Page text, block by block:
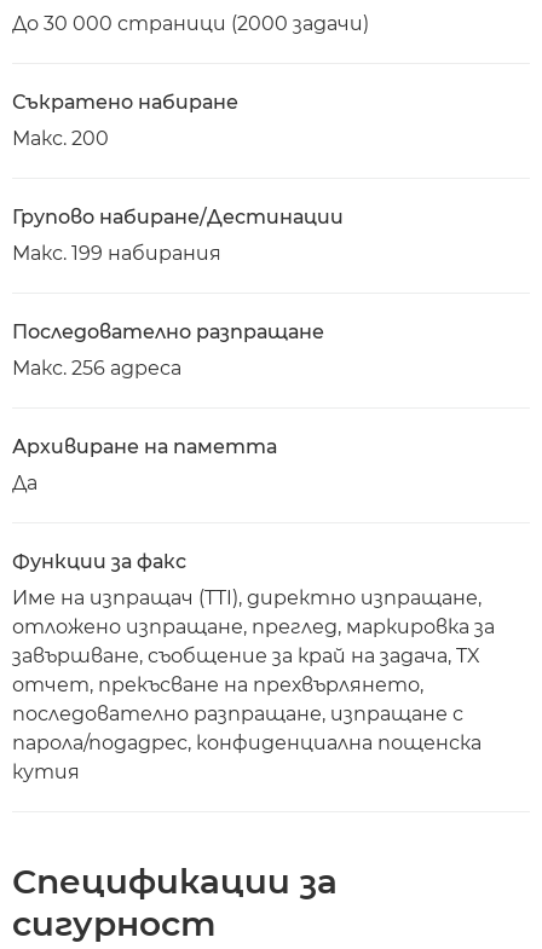
До 30 000 страници (2000 задачи)
Съкратено набиране
Макс. 200
Групово набиране/Дестинации
Макс. 199 набирания
Последователно разпращане
Макс. 256 адреса
Архивиране на паметта
Да
Функции за факс
Име на изпращач (TTI), директно изпращане,
отложено изпращане, преглед, маркировка за
завършване, съобщение за край на задача, TX
отчет, прекъсване на прехвърлянето,
последователно разпращане, изпращане с
парола/подадрес, конфиденциална пощенска
кутия
Спецификации за
сигурност